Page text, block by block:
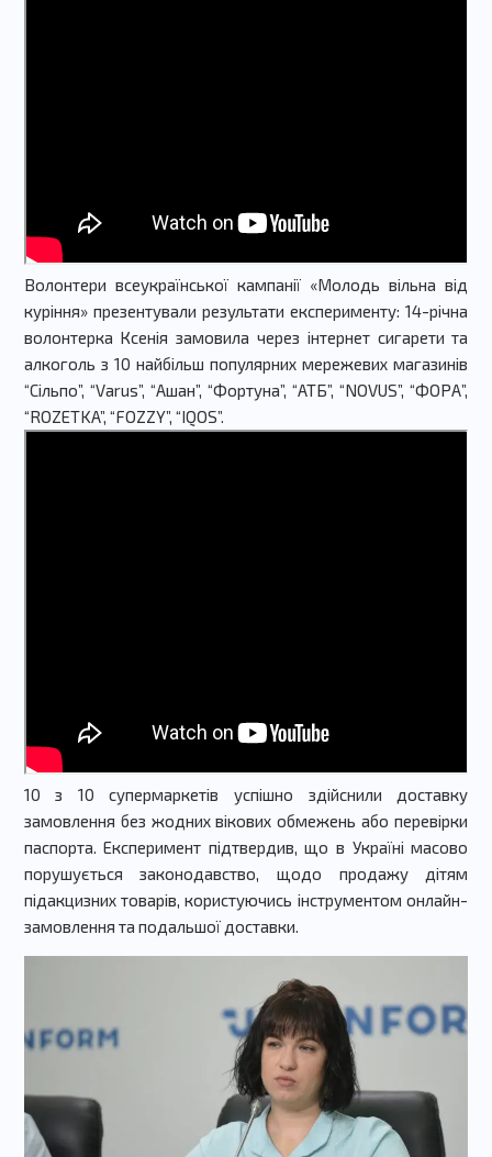
Волонтери всеукраїнської кампанії «Молодь вільна від
куріння» презентували результати експерименту: 14-річна
волонтерка Ксенія замовила через інтернет сигарети та
алкоголь з 10 найбільш популярних мережевих магазинів
“Сільпо”, “Varus”, “Ашан”, “Фортуна”, “АТБ”, “NOVUS”, “ФОРА”,
“ROZETKA”, “FOZZY”, “IQOS”.
10 з 10 супермаркетів успішно здійснили доставку
замовлення без жодних вікових обмежень або перевірки
паспорта. Експеримент підтвердив, що в Україні масово
порушується законодавство, щодо продажу дітям
підакцизних товарів, користуючись інструментом онлайн-
замовлення та подальшої доставки.